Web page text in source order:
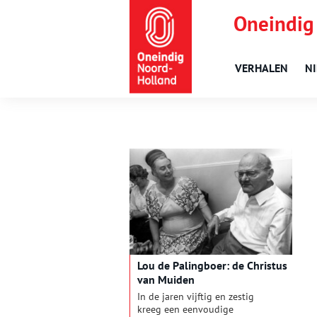
VERHALEN
Lou de Palingboer: de Christus
van Muiden
In de jaren vijftig en zestig
kreeg een eenvoudige